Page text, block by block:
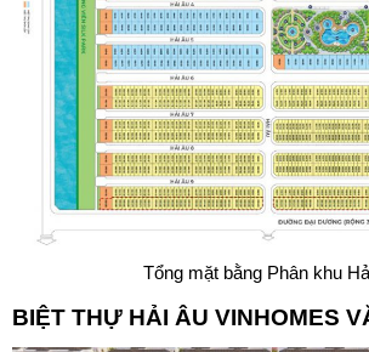
Tổng mặt bằng Phân khu
BIỆT THỰ HẢI ÂU VINHOMES